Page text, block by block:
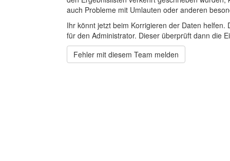
auch Probleme mit Umlauten oder anderen
Ihr könnt jetzt beim Korrigieren der Daten
für den Administrator. Dieser überprüft dann die
Fehler mit diesem Team melden